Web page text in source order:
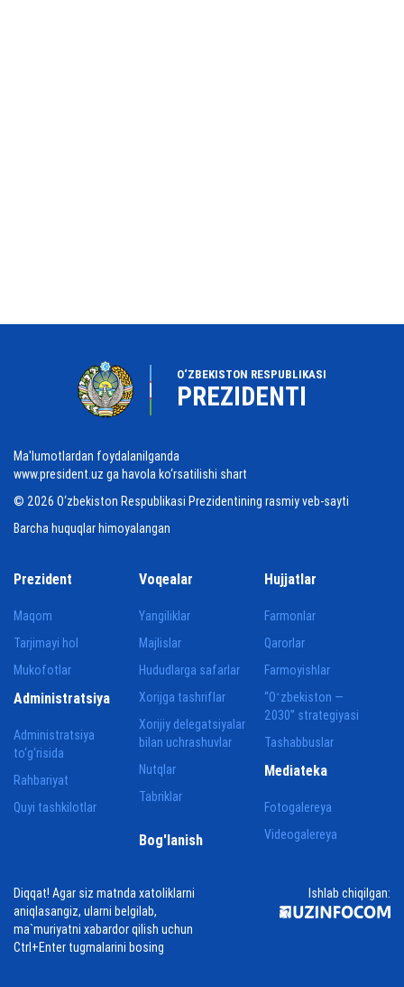
O‘ZBEKISTON RESPUBLIKASI
PREZIDENTI
Ma'lumotlardan foydalanilganda
www.president.uz ga havola ko‘rsatilishi shart
© 2026 O‘zbekiston Respublikasi Prezidentining rasmiy veb-sayti
Barcha huquqlar himoyalangan
Prezident
Maqom
Tarjimayi hol
Mukofotlar
Voqealar
Yangiliklar
Majlislar
Hududlarga safarlar
Xorijga tashriflar
Xorijiy delegatsiyalar
bilan uchrashuvlar
Nutqlar
Tabriklar
Hujjatlar
Farmonlar
Qarorlar
Farmoyishlar
“Oʻzbekiston —
2030” strategiyasi
Tashabbuslar
Administratsiya
Administratsiya
to‘g‘risida
Rahbariyat
Quyi tashkilotlar
Mediateka
Fotogalereya
Videogalereya
Bog'lanish
Diqqat! Agar siz matnda xatoliklarni
aniqlasangiz, ularni belgilab,
ma`muriyatni xabardor qilish uchun
Ctrl+Enter tugmalarini bosing
Ishlab chiqilgan: